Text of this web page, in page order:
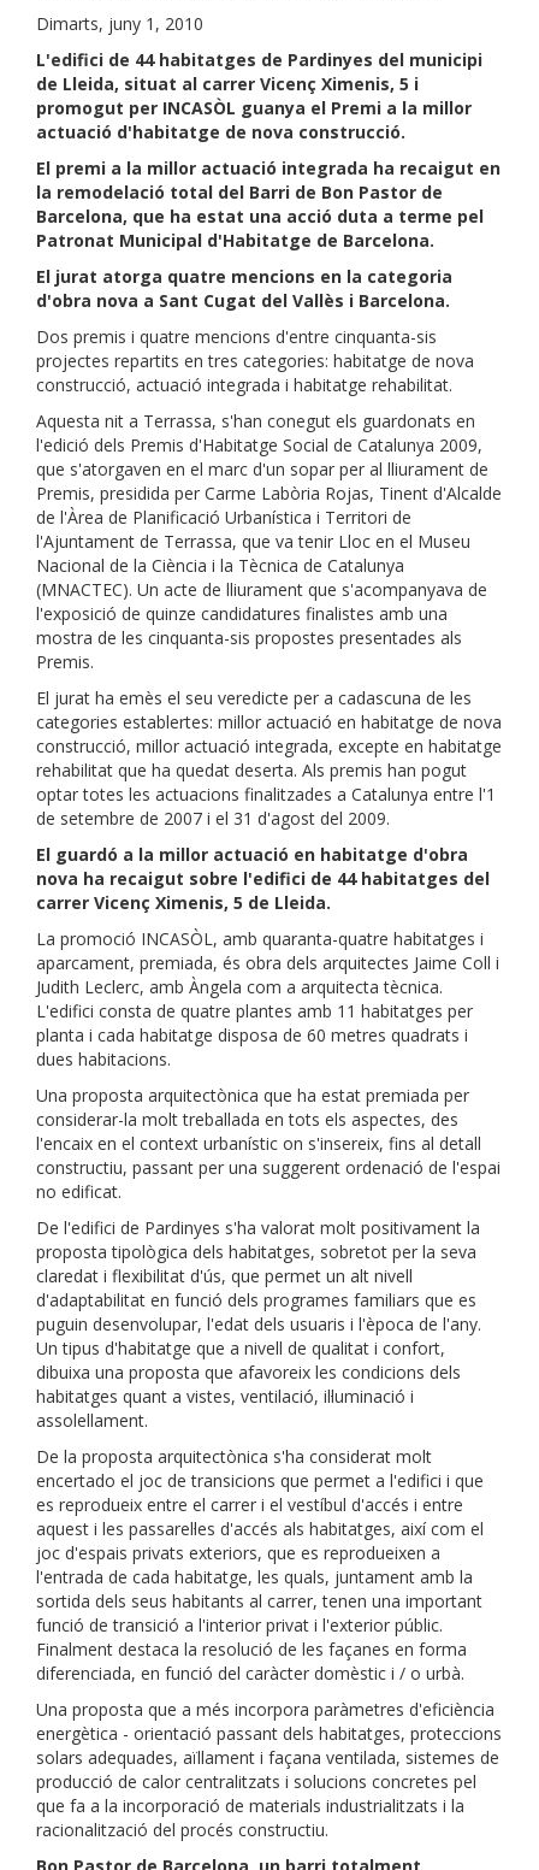
Dimarts, juny 1, 2010
L'edifici de 44 habitatges de Pardinyes del municipi
de Lleida, situat al carrer Vicenç Ximenis, 5 i
promogut per INCASÒL guanya el Premi a la millor
actuació d'habitatge de nova construcció.
El premi a la millor actuació integrada ha recaigut en
la remodelació total del Barri de Bon Pastor de
Barcelona, ​​que ha estat una acció duta a terme pel
Patronat Municipal d'Habitatge de Barcelona.
El jurat atorga quatre mencions en la categoria
d'obra nova a Sant Cugat del Vallès i Barcelona.
Dos premis i quatre mencions d'entre cinquanta-sis
projectes repartits en tres categories: habitatge de nova
construcció, actuació integrada i habitatge rehabilitat.
Aquesta nit a Terrassa, s'han conegut els guardonats en
l'edició dels Premis d'Habitatge Social de Catalunya 2009,
que s'atorgaven en el marc d'un sopar per al lliurament de
Premis, presidida per Carme Labòria Rojas, Tinent d'Alcalde
de l'Àrea de Planificació Urbanística i Territori de
l'Ajuntament de Terrassa, que va tenir Lloc en el Museu
Nacional de la Ciència i la Tècnica de Catalunya
(MNACTEC). Un acte de lliurament que s'acompanyava de
l'exposició de quinze candidatures finalistes amb una
mostra de les cinquanta-sis propostes presentades als
Premis.
El jurat ha emès el seu veredicte per a cadascuna de les
categories establertes: millor actuació en habitatge de nova
construcció, millor actuació integrada, excepte en habitatge
rehabilitat que ha quedat deserta. Als premis han pogut
optar totes les actuacions finalitzades a Catalunya entre l'1
de setembre de 2007 i el 31 d'agost del 2009.
El guardó a la millor actuació en habitatge d'obra
nova ha recaigut sobre l'edifici de 44 habitatges del
carrer Vicenç Ximenis, 5 de Lleida.
La promoció INCASÒL, amb quaranta-quatre habitatges i
aparcament, premiada, és obra dels arquitectes Jaime Coll i
Judith Leclerc, amb Àngela com a arquitecta tècnica.
L'edifici consta de quatre plantes amb 11 habitatges per
planta i cada habitatge disposa de 60 metres quadrats i
dues habitacions.
Una proposta arquitectònica que ha estat premiada per
considerar-la molt treballada en tots els aspectes, des
l'encaix en el context urbanístic on s'insereix, fins al detall
constructiu, passant per una suggerent ordenació de l'espai
no edificat.
De l'edifici de Pardinyes s'ha valorat molt positivament la
proposta tipològica dels habitatges, sobretot per la seva
claredat i flexibilitat d'ús, que permet un alt nivell
d'adaptabilitat en funció dels programes familiars que es
puguin desenvolupar, l'edat dels usuaris i l'època de l'any.
Un tipus d'habitatge que a nivell de qualitat i confort,
dibuixa una proposta que afavoreix les condicions dels
habitatges quant a vistes, ventilació, il·luminació i
assolellament.
De la proposta arquitectònica s'ha considerat molt
encertado el joc de transicions que permet a l'edifici i que
es reprodueix entre el carrer i el vestíbul d'accés i entre
aquest i les passarel·les d'accés als habitatges, així com el
joc d'espais privats exteriors, que es reprodueixen a
l'entrada de cada habitatge, les quals, juntament amb la
sortida dels seus habitants al carrer, tenen una important
funció de transició a l'interior privat i l'exterior públic.
Finalment destaca la resolució de les façanes en forma
diferenciada, en funció del caràcter domèstic i / o urbà.
Una proposta que a més incorpora paràmetres d'eficiència
energètica - orientació passant dels habitatges, proteccions
solars adequades, aïllament i façana ventilada, sistemes de
producció de calor centralitzats i solucions concretes pel
que fa a la incorporació de materials industrialitzats i la
racionalització del procés constructiu.